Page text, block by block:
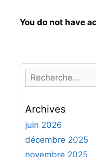
You do not have
e
h
e
r
Archives
juin 2026
décembre 2025
novembre 2025